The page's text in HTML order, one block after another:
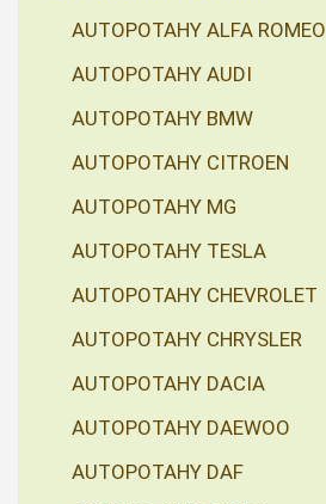
AUTOPOTAHY ALFA ROMEO
AUTOPOTAHY AUDI
AUTOPOTAHY BMW
AUTOPOTAHY CITROEN
AUTOPOTAHY MG
AUTOPOTAHY TESLA
AUTOPOTAHY CHEVROLET
AUTOPOTAHY CHRYSLER
AUTOPOTAHY DACIA
AUTOPOTAHY DAEWOO
AUTOPOTAHY DAF